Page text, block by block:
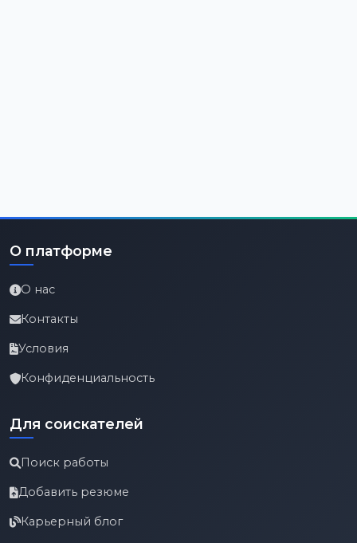
О платформе
О нас
Контакты
Условия
Конфиденциальность
Для соискателей
Поиск работы
Добавить резюме
Карьерный блог